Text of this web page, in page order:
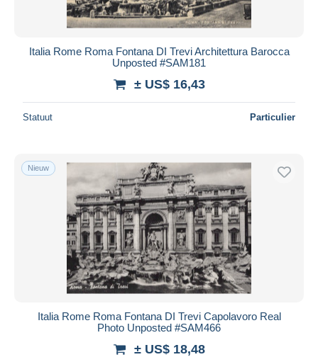
Italia Rome Roma Fontana DI Trevi Architettura Barocca
Unposted #SAM181
± US$ 16,43
Statuut Particulier
Nieuw
Italia Rome Roma Fontana DI Trevi Capolavoro Real
Photo Unposted #SAM466
± US$ 18,48